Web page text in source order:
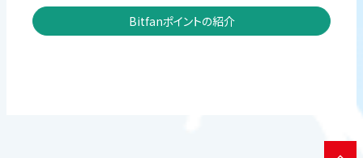
Bitfanポイントの紹介